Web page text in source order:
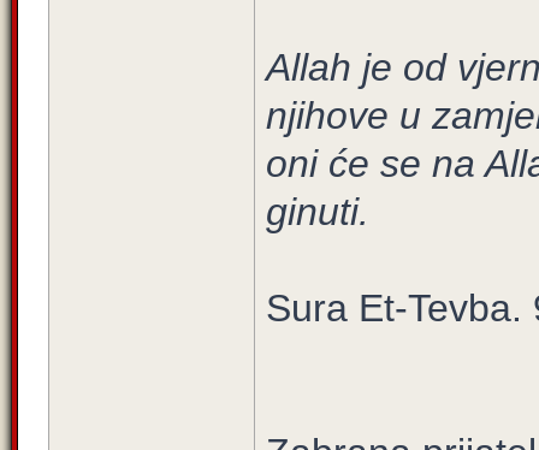
Allah je od
njihove u
oni će se na
ginuti.
Sura Et-Tevba.